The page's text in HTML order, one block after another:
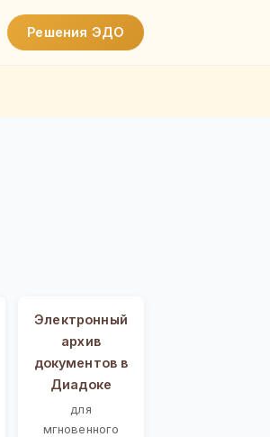
Решения ЭДО
Электронный
архив
документов в
Диадоке
для
мгновенного